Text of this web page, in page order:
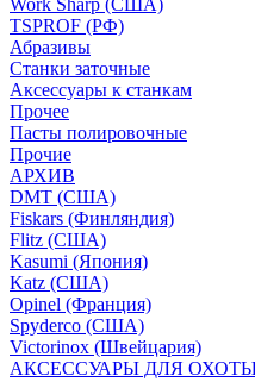
Work Sharp (США)
TSPROF (РФ)
Абразивы
Станки заточные
Аксессуары к станкам
Прочее
Пасты полировочные
Прочие
АРХИВ
DMT (США)
Fiskars (Финляндия)
Flitz (США)
Kasumi (Япония)
Katz (США)
Opinel (Франция)
Spyderco (США)
Victorinox (Швейцария)
АКСЕССУАРЫ ДЛЯ